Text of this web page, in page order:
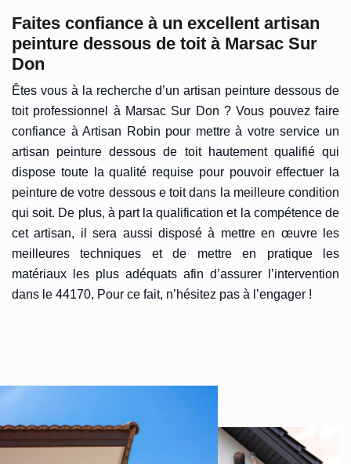
Faites confiance à un excellent artisan
peinture dessous de toit à Marsac Sur
Don
Êtes vous à la recherche d’un artisan peinture dessous de
toit professionnel à Marsac Sur Don ? Vous pouvez faire
confiance à Artisan Robin pour mettre à votre service un
artisan peinture dessous de toit hautement qualifié qui
dispose toute la qualité requise pour pouvoir effectuer la
peinture de votre dessous e toit dans la meilleure condition
qui soit. De plus, à part la qualification et la compétence de
cet artisan, il sera aussi disposé à mettre en œuvre les
meilleures techniques et de mettre en pratique les
matériaux les plus adéquats afin d’assurer l’intervention
dans le 44170, Pour ce fait, n’hésitez pas à l’engager !